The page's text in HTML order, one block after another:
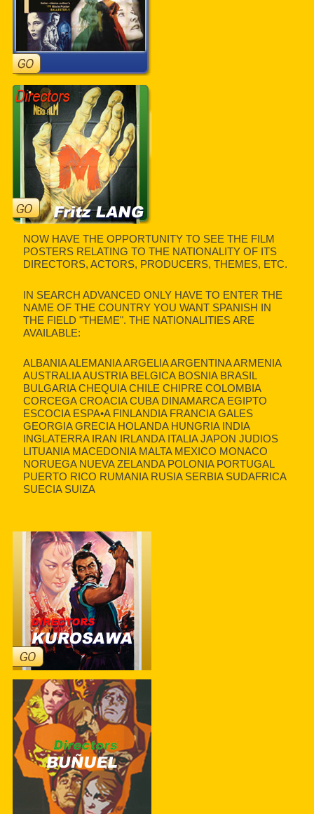
NOW HAVE THE OPPORTUNITY TO SEE THE FILM
POSTERS RELATING TO THE NATIONALITY OF ITS
DIRECTORS, ACTORS, PRODUCERS, THEMES, ETC.
IN SEARCH ADVANCED ONLY HAVE TO ENTER THE
NAME OF THE COUNTRY YOU WANT SPANISH IN
THE FIELD "THEME". THE NATIONALITIES ARE
AVAILABLE:
ALBANIA ALEMANIA ARGELIA ARGENTINA ARMENIA
AUSTRALIA AUSTRIA BELGICA BOSNIA BRASIL
BULGARIA CHEQUIA CHILE CHIPRE COLOMBIA
CORCEGA CROACIA CUBA DINAMARCA EGIPTO
ESCOCIA ESPA•A FINLANDIA FRANCIA GALES
GEORGIA GRECIA HOLANDA HUNGRIA INDIA
INGLATERRA IRAN IRLANDA ITALIA JAPON JUDIOS
LITUANIA MACEDONIA MALTA MEXICO MONACO
NORUEGA NUEVA ZELANDA POLONIA PORTUGAL
PUERTO RICO RUMANIA RUSIA SERBIA SUDAFRICA
SUECIA SUIZA